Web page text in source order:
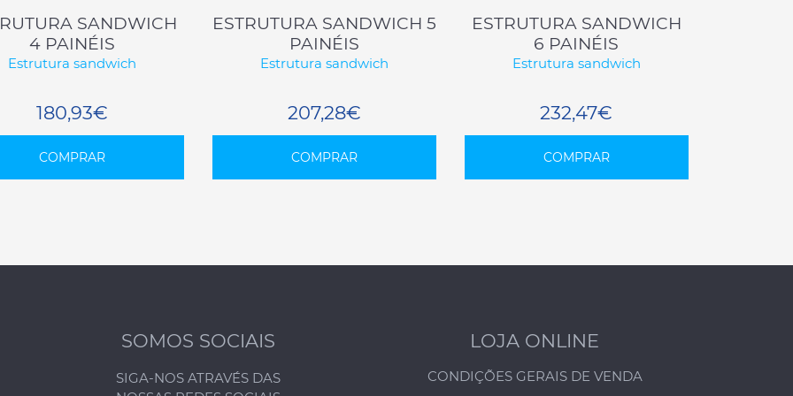
SANDWICH
4 PAINÉIS
Estrutura sandwich
180,93€
COMPRAR
ESTRUTURA SANDWICH 5
PAINÉIS
Estrutura sandwich
207,28€
COMPRAR
ESTRUTURA SANDWICH
6 PAINÉIS
Estrutura sandwich
232,47€
COMPRAR
SOMOS SOCIAIS
SIGA-NOS ATRAVÉS DAS
LOJA ONLINE
CONDIÇÕES GERAIS DE VENDA